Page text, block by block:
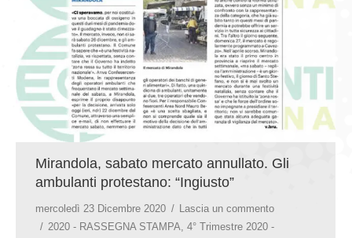
COMUNICATI E NEWS
CONTATTI
Mirandola, sabato mercato annullato. Gli
ambulanti protestano: “Ingiusto”
mercoledì 23 Dicembre 2020
Lascia un commento
2020 - RASSEGNA STAMPA, 4° Trimestre 2020 -